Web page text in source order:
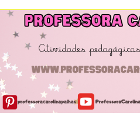
Skip
content